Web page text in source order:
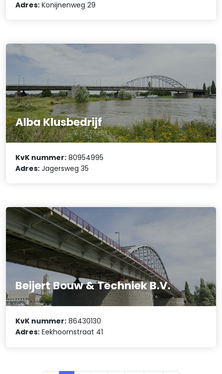
Adres: Konijnenweg 29
Alba Klusbedrijf
KvK nummer: 80954995
Adres: Jagersweg 35
Beijert Bouw & Techniek B.V.
KvK nummer: 86430130
Adres: Eekhoornstraat 41